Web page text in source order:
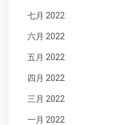
七月 2022
六月 2022
五月 2022
四月 2022
三月 2022
一月 2022